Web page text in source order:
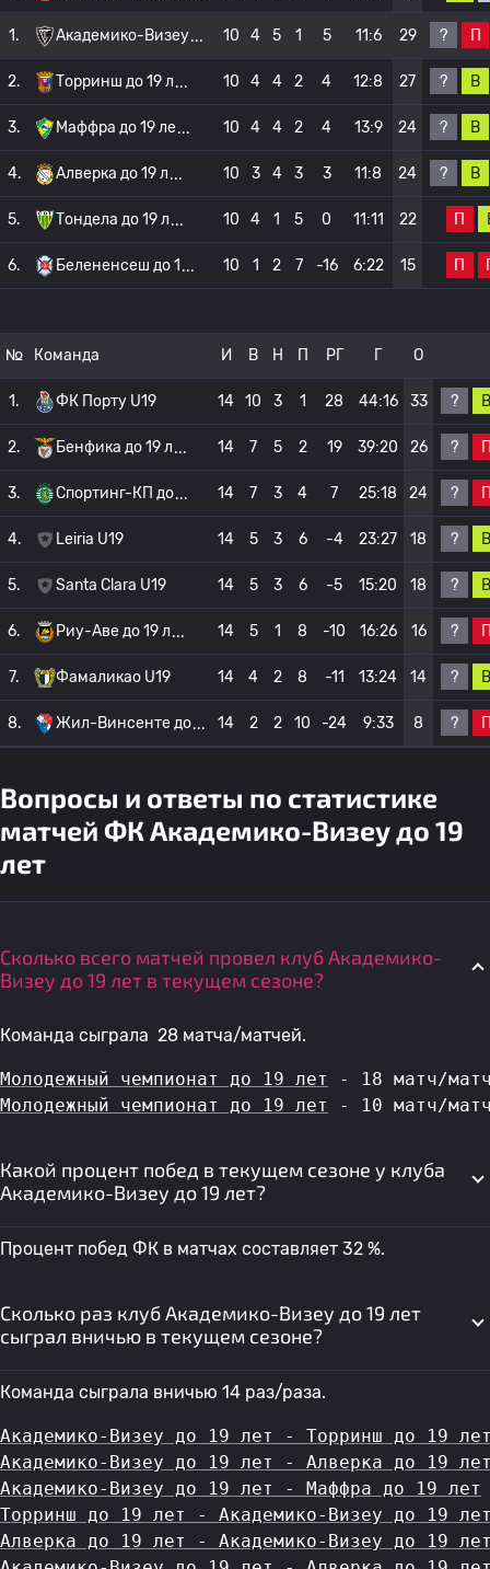
1. Академико-Визеу 10 4 5 1 5 11:6 29 ? П
2. Торринш до 19 л 10 4 4 2 4 12:8 27 ? В
3. Маффра до 19 ле 10 4 4 2 4 13:9 24 ? В
4. Алверка до 19 л 10 3 4 3 3 11:8 24 ? В
5. Тондела до 19 л 10 4 1 5 0 11:11 22 П
6. Белененсеш до 1 10 1 2 7 -16 6:22 15 П
№ Команда И В Н П РГ Г О
1. ФК Порту U19 14 10 3 1 28 44:16 33 ? В
2. Бенфика до 19 л 14 7 5 2 19 39:20 26 ?
3. Спортинг-КП до 14 7 3 4 7 25:18 24 ?
4. Leiria U19 14 5 3 6 -4 23:27 18 ? В
5. Santa Clara U19 14 5 3 6 -5 15:20 18 ? В
6. Риу-Аве до 19 л 14 5 1 8 -10 16:26 16 ?
7. Фамаликао U19 14 4 2 8 -11 13:24 14 ? В
8. Жил-Винсенте до 14 2 2 10 -24 9:33 8 ?
Вопросы и ответы по статистике
матчей ФК Академико-Визеу до 19
лет
Сколько всего матчей провел клуб Академико-
Визеу до 19 лет в текущем сезоне?
Команда сыграла 28 матча/матчей.
Молодежный чемпионат до 19 лет
- 18 матч/
Молодежный чемпионат до 19 лет
- 10 матч/
Какой процент побед в текущем сезоне у клуба
Академико-Визеу до 19 лет?
Процент побед ФК в матчах составляет 32 %.
Сколько раз клуб Академико-Визеу до 19 лет
сыграл вничью в текущем сезоне?
Команда сыграла вничью 14 раз/раза.
Академико-Визеу до 19 лет - Торринш до 19
Академико-Визеу до 19 лет - Алверка до 19
Академико-Визеу до 19 лет - Маффра до 19 лет
Торринш до 19 лет - Академико-Визеу до 19
Алверка до 19 лет - Академико-Визеу до 19